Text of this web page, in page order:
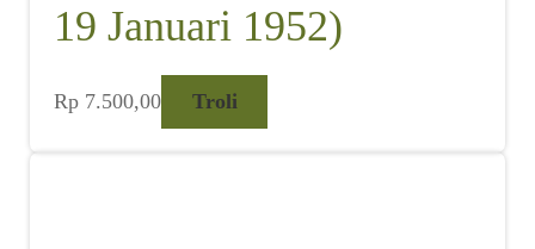
19 Januari 1952)
Rp 7.500,00 Troli